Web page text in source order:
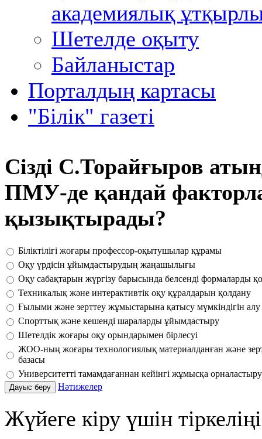
академиялық
Шетелде оқыту
Байланыстар
Порталдың картасы
"Білік" газеті
Сізді С.Торайғыров
ПМУ-де қандай
қызықтырады?
Біліктілігі жоғары профессор-оқытушылар құрамы
Оқу үрдісін ұйымдастырудың жаңашылығы
Оқу сабақтарын жүргізу барысында белсенді формаларды
Техникалық және интерактивтік оқу құралдарын қолдану
Ғылыми және зерттеу жұмыстарына қатысу мүмкіндігін алу
Спорттық және кешенді шараларды ұйымдастыру
Шетелдік жоғары оқу орындарымен бірлесуі
ЖОО-ның жоғары технологиялық материалданған және
базасы
Университетті тамамдағаннан кейінгі жұмысқа орналастыру
Нәтижелер
Жүйеге кіру үшін